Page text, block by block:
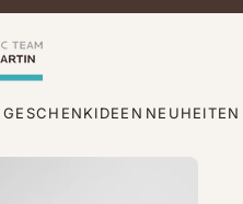
GESCHENKIDEEN NEUHEITEN